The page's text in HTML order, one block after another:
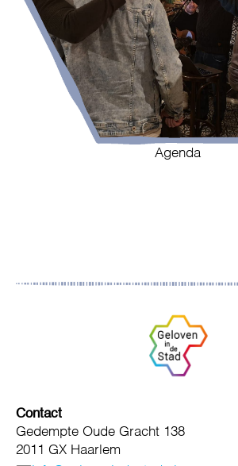
Agenda
Contact
Gedempte Oude Gracht 138
2011 GX Haarlem